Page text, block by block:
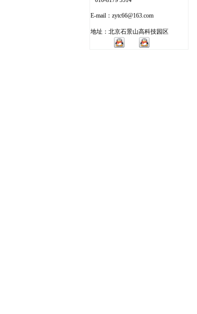
E-mail：zytc66@163.com
地址：北京石景山高科技园区